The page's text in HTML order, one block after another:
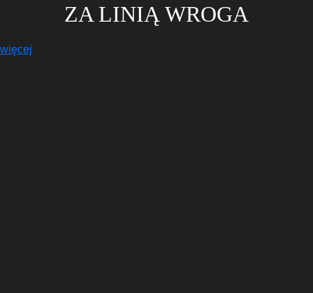
ZA LINIĄ WROGA
więcej